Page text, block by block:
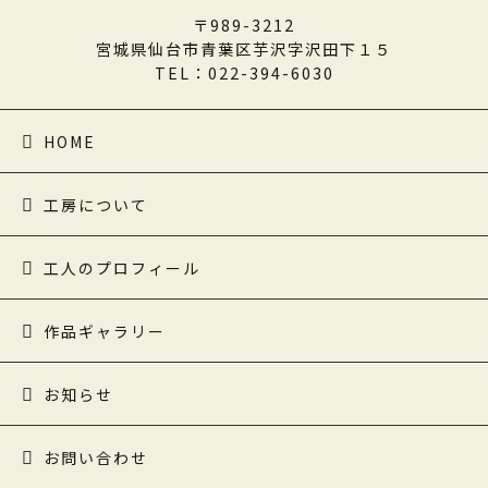
〒989-3212
宮城県仙台市青葉区芋沢字沢田下１５
TEL：022-394-6030
HOME
工房について
工人のプロフィール
作品ギャラリー
お知らせ
お問い合わせ